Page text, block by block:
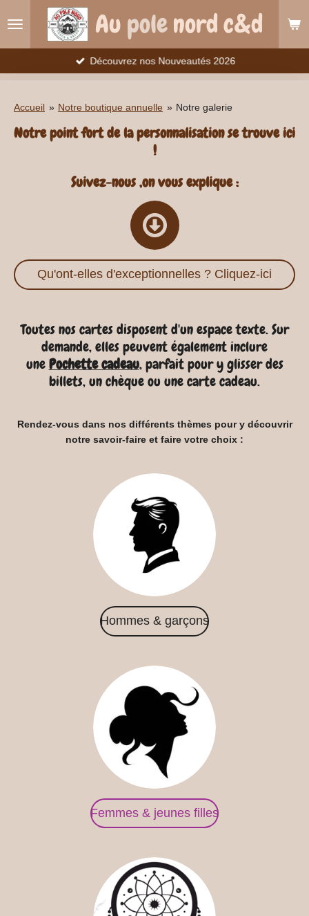
au
Au polenord c&d
Découvrez nos Nouveautés 2026
Accueil » Notre boutique annuelle » Notre galerie
Notre point fort de la personnalisation se trouve ici
!
Suivez-nous ,on vous explique :
Qu'ont-elles d'exceptionnelles ? Cliquez-ici
Toutes nos cartes disposent d'un espace texte. Sur
demande, elles peuvent également inclure
une Pochette cadeau, parfait pour y glisser des
billets, un chèque ou une carte cadeau.
Rendez-vous dans nos différents thèmes pour y découvrir
notre savoir-faire et faire votre choix :
Hommes & garçons
Femmes & jeunes filles